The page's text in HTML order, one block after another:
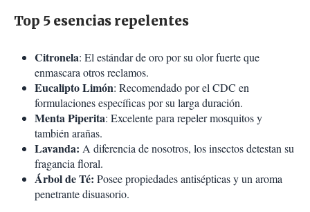
Top 5 esencias repelentes
Citronela: El estándar de oro por su olor fuerte que
enmascara otros reclamos.
Eucalipto Limón: Recomendado por el CDC en
formulaciones específicas por su larga duración.
Menta Piperita: Excelente para repeler mosquitos y
también arañas.
Lavanda: A diferencia de nosotros, los insectos detestan su
fragancia floral.
Árbol de Té: Posee propiedades antisépticas y un aroma
penetrante disuasorio.